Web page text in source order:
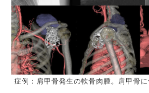
症例：肩甲骨発生の軟骨肉腫。肩甲骨に